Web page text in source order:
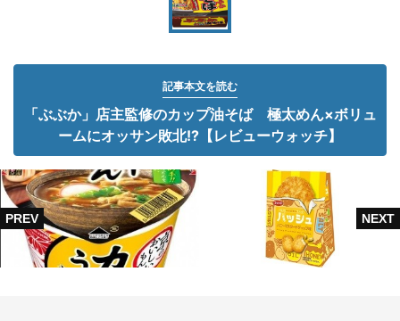
記事本文を読む
「ぶぶか」店主監修のカップ油そば 極太めん×ボリュ
ームにオッサン敗北!?【レビューウォッチ】